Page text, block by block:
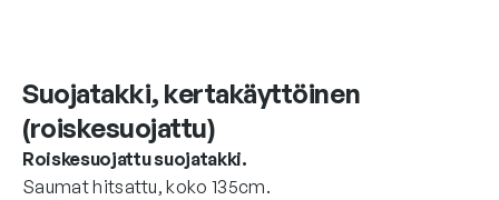
Suojatakki, kertakäyttöinen
(roiskesuojattu)
Roiskesuojattu suojatakki.
Saumat hitsattu, koko 135cm.